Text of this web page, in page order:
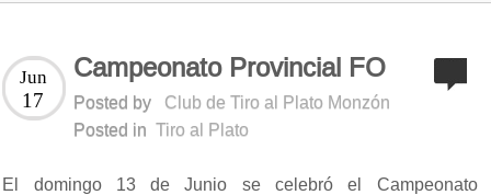
Campeonato Provincial FO
Jun
17 Posted by
Club de Tiro al Plato Monzón
Posted in Tiro al Plato
El domingo 13 de Junio se celebró el Campeonato